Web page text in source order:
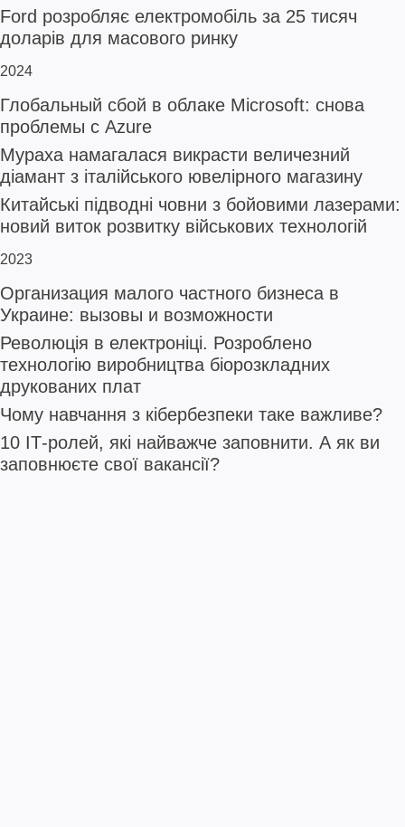
Ford розробляє електромобіль за 25 тисяч
доларів для масового ринку
2024
Глобальный сбой в облаке Microsoft: снова
проблемы с Azure
Мураха намагалася викрасти величезний
діамант з італійського ювелірного магазину
Китайські підводні човни з бойовими лазерами:
новий виток розвитку військових технологій
2023
Организация малого частного бизнеса в
Украине: вызовы и возможности
Революція в електроніці. Розроблено
технологію виробництва біорозкладних
друкованих плат
Чому навчання з кібербезпеки таке важливе?
10 ІТ-ролей, які найважче заповнити. А як ви
заповнюєте свої вакансії?